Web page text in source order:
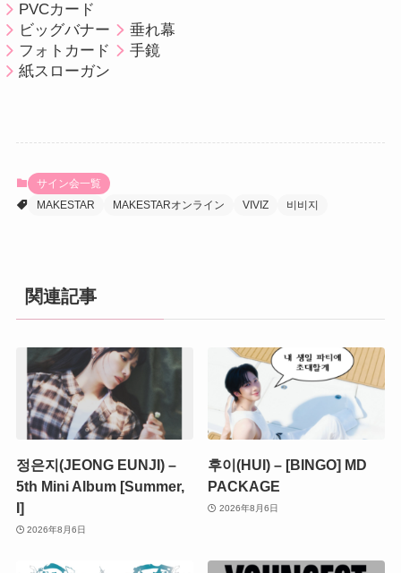
PVCカード
ビッグバナー
垂れ幕
フォトカード
手鏡
紙スローガン
サイン会一覧
MAKESTAR
MAKESTARオンライン VIVIZ 비비지
関連記事
정은지(JEONG EUNJI) –
5th Mini Album [Summer,
I]
2026年8月6日
후이(HUI) – [BINGO] MD
PACKAGE
2026年8月6日